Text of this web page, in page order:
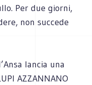
Per due giorni,
non succede
lancia una
AZZANNANO